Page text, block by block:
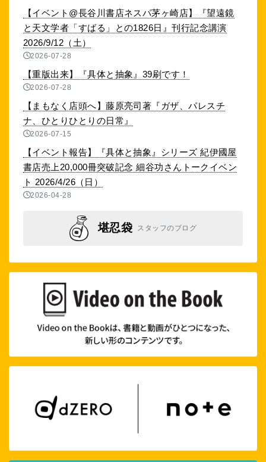
【イベント@長谷川書店ネスパ茅ヶ崎店】『望遠鏡
と天文学者「すばる」との1826日』刊行記念講演
2026/9/12（土）
2026-07-28
【重版出来】『具体と抽象』39刷です！
2026-07-28
【まもなく店頭へ】藤原亮司著『ガザ、パレスチ
ナ、ひとりひとりの日常』
2026-07-15
【イベント報告】『具体と抽象』シリーズ 紀伊國屋
書店売上20,000冊突破記念 細谷功さんトークイベン
ト 2026/4/26（日）
2026-04-28
堪忍袋 スタッフのブログ